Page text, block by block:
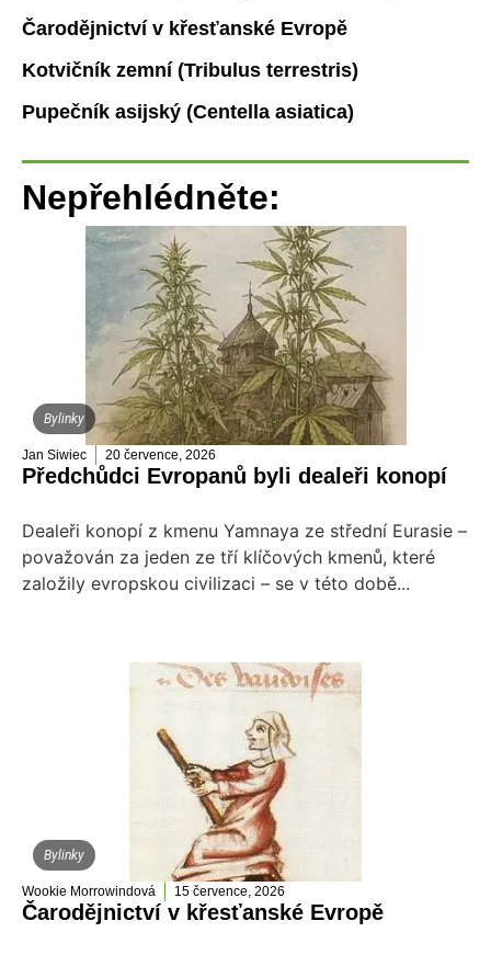
Čarodějnictví v křesťanské Evropě
Kotvičník zemní (Tribulus terrestris)
Pupečník asijský (Centella asiatica)
Nepřehlédněte:
Bylinky
Jan Siwiec 20 července, 2026
Předchůdci Evropanů byli dealeři konopí
Dealeři konopí z kmenu Yamnaya ze střední Eurasie –
považován za jeden ze tří klíčových kmenů, které
založily evropskou civilizaci – se v této době...
Bylinky
Wookie Morrowindová 15 července, 2026
Čarodějnictví v křesťanské Evropě